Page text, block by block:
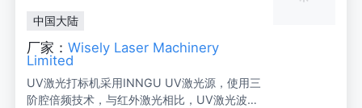
中国大陆
厂家：Wisely Laser Machinery
Limited
UV激光打标机采用INNGU UV激光源，使用三
阶腔倍频技术，与红外激光相比，UV激光波长